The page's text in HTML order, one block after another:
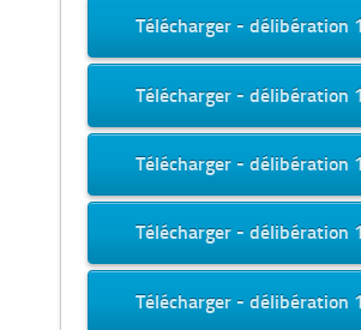
Télécharger - délibération
Télécharger - délibération
Télécharger - délibération
Télécharger - délibération
Télécharger - délibération